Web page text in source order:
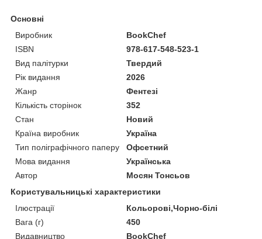
Основні
Виробник
BookChef
ISBN
978-617-548-523-1
Вид палітурки
Твердий
Рік видання
2026
Жанр
Фентезі
Кількість сторінок
352
Стан
Новий
Країна виробник
Україна
Тип поліграфічного паперу
Офсетний
Мова видання
Українська
Автор
Мосян Тонсьов
Користувальницькі характеристики
Ілюстрації
Кольорові,Чорно-білі
Вага (г)
450
Видавництво
BookChef